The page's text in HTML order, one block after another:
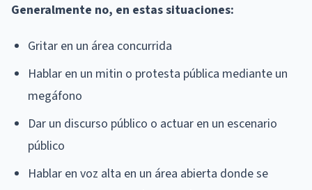
Generalmente no, en estas situaciones:
Gritar en un área concurrida
Hablar en un mitin o protesta pública mediante un
megáfono
Dar un discurso público o actuar en un escenario
público
Hablar en voz alta en un área abierta donde se